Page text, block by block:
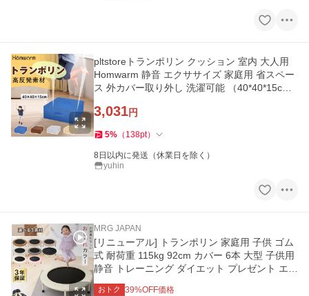
pltstoreトランポリン クッション 室内 大人用
Homwarm 静音 エクササイズ 家庭用 省スペー
ス 外カバー取り外し 洗濯可能 （40*40*15c
3,031円
5% （ 138pt）
8日以内に発送（休業日を除く）
yuhin
MRG JAPAN
[リニューアル] トランポリン 家庭用 子供 ゴム
式 耐荷重 115kg 92cm カバー 6本 大型 子供用
静音 トレーニング ダイエット プレゼント エク
ササイズ おもちゃ
おトク 39%OFF価格